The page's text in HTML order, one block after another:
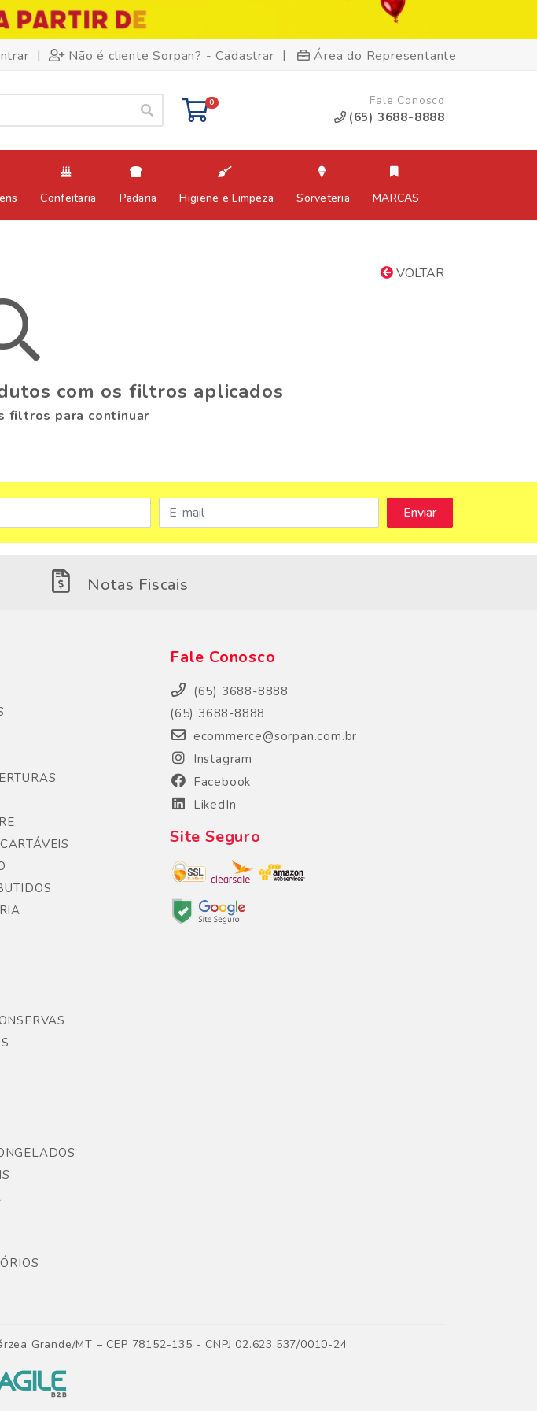
| Não é cliente Sorpan? - Cadastrar | Área do Representante
0 Fale Conosco
(65) 3688-8888
Confeitaria Padaria Higiene e Limpeza Sorveteria MARCAS
VOLTAR
com os filtros aplicados
filtros para continuar
Notas Fiscais
Fale Conosco
(65) 3688-8888
(65) 3688-8888
ecommerce@sorpan.com.br
Instagram
Facebook
LikedIn
Site Seguro
Grande/MT – CEP 78152-135 - CNPJ 02.623.537/0010-24